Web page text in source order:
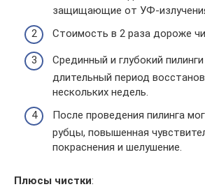
защищающие от УФ-
Стоимость в 2 раза дороже
Срединный и глубокий
длительный период
нескольких недель.
После проведения пилинга
рубцы, повышенная
покраснения и шелушение.
Плюсы чистки: